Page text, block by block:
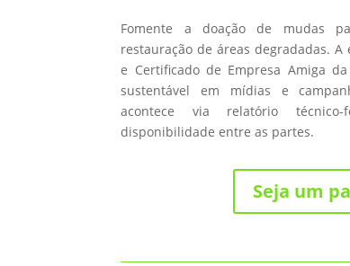
Fomente a doação de mudas
restauração de áreas degradadas.
e Certificado de Empresa Amiga
sustentável em mídias e
acontece via relatório
disponibilidade entre as partes.
Seja um